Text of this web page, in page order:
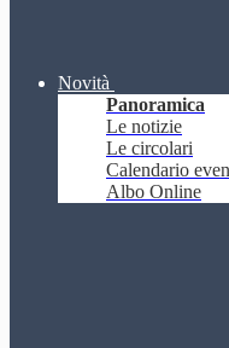
Novità
Panoramica
Le notizie
Le circolari
Calendario
Albo Online